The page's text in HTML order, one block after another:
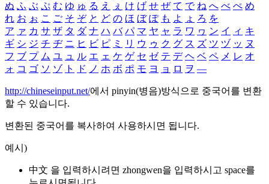
ぬ ふ ぶ ぷ む ゆ ゅ る え ぇ け げ せ ぜ て で ね へ べ ぺ め
れ お ぉ こ ご そ ぞ と ど の ほ ぼ ぽ も よ ょ ろ を
ア ァ カ サ ザ タ ダ ナ ハ バ パ マ ヤ ャ ラ ワ ヮ ン イ ィ キ
ギ シ ジ チ ヂ ニ ヒ ビ ピ ミ リ ウ ゥ ク グ ス ズ ツ ヅ ッ ヌ
フ ブ プ ム ユ ュ ル エ ェ ケ ゲ セ ゼ テ デ ヘ ベ ペ メ レ オ
ォ コ ゴ ソ ゾ ト ド ノ ホ ボ ポ モ ヨ ョ ロ ヲ ―
http://chineseinput.net/에서 pinyin(병음)방식으로 중국어를 변환
할 수 있습니다.
변환된 중국어를 복사하여 사용하시면 됩니다.
예시)
中文 을 입력하시려면 zhongwen을 입력하시고 space를